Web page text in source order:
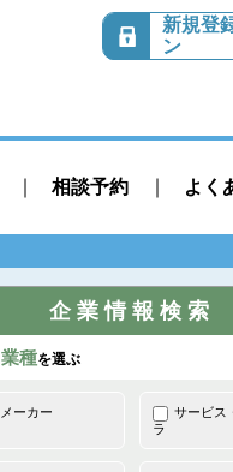
新規登
ン
相談予約 よく
企業情報検索
業種を選ぶ
メーカー
サービス
ラ